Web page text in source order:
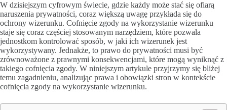
W dzisiejszym cyfrowym świecie, gdzie każdy może stać się ofiarą
naruszenia prywatności, coraz większą uwagę przykłada się do
ochrony wizerunku. Cofnięcie zgody na wykorzystanie wizerunku
staje się coraz częściej stosowanym narzędziem, które pozwala
jednostkom kontrolować sposób, w jaki ich wizerunek jest
wykorzystywany. Jednakże, to prawo do prywatności musi być
zrównoważone z prawnymi konsekwencjami, które mogą wyniknąć z
takiego cofnięcia zgody. W niniejszym artykule przyjrzymy się bliżej
temu zagadnieniu, analizując prawa i obowiązki stron w kontekście
cofnięcia zgody na wykorzystanie wizerunku.